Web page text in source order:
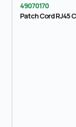
49070170
Patch Cord RJ45